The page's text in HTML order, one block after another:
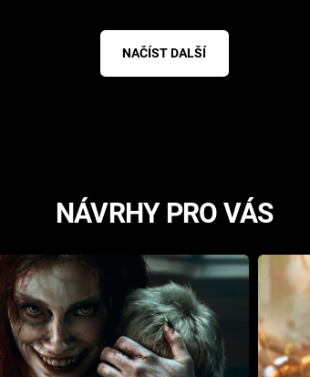
NAČÍST DALŠÍ
NÁVRHY PRO VÁS